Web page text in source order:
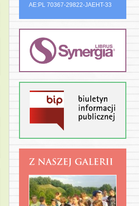
AE:PL 70367-29822-JAEHT-33